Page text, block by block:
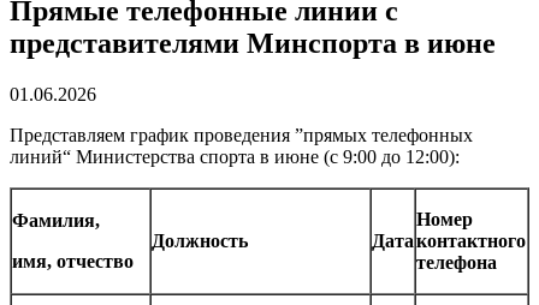
Прямые телефонные линии с
представителями Минспорта в июне
01.06.2026
Представляем график проведения ”прямых телефонных
линий“ Министерства спорта в июне (с 9:00 до 12:00):
Фамилия,
имя, отчество
Должность Дата
Номер
контактного
телефона